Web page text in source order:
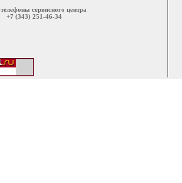
телефоны сервисного центра
+7 (343) 251-46-34